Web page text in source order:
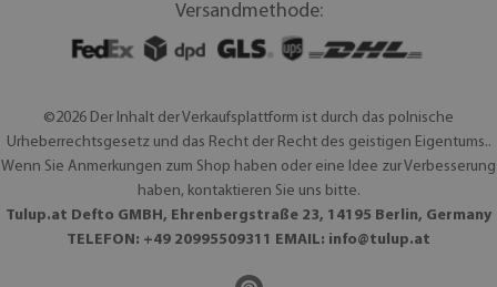
Versandmethode:
©2026 Der Inhalt der Verkaufsplattform ist durch das polnische
Urheberrechtsgesetz und das Recht der Recht des geistigen Eigentums..
Wenn Sie Anmerkungen zum Shop haben oder eine Idee zur Verbesserung
haben, kontaktieren Sie uns bitte.
Tulup.at Defto GMBH, Ehrenbergstraße 23, 14195 Berlin, Germany
TELEFON: +49 20995509311 EMAIL: info@tulup.at